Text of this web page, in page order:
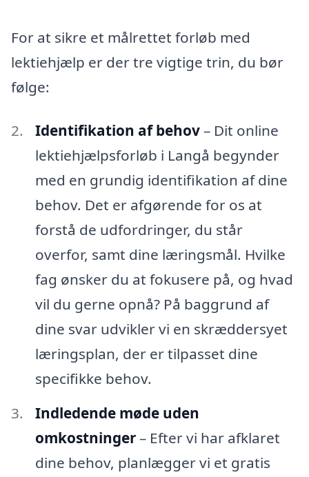
For at sikre et målrettet forløb med
lektiehjælp er der tre vigtige trin, du bør
følge:
Identifikation af behov– Dit online
lektiehjælpsforløb i Langå begynder
med en grundig identifikation af dine
behov. Det er afgørende for os at
forstå de udfordringer, du står
overfor, samt dine læringsmål. Hvilke
fag ønsker du at fokusere på, og hvad
vil du gerne opnå? På baggrund af
dine svar udvikler vi en skræddersyet
læringsplan, der er tilpasset dine
specifikke behov.
Indledende møde uden
omkostninger– Efter vi har afklaret
dine behov, planlægger vi et gratis